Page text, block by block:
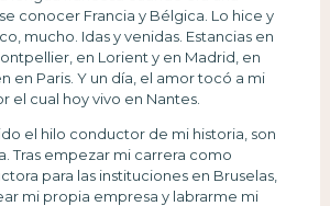
conocer Francia y Bélgica. Lo hice y
mucho. Idas y venidas. Estancias en
en Lorient y en Madrid, en
en Paris. Y un día, el amor tocó a mi
el cual hoy vivo en Nantes.
el hilo conductor de mi historia, son
Tras empezar mi carrera como
para las instituciones en Bruselas,
mi propia empresa y labrarme mi